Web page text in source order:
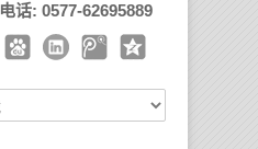
电话: 0577-62695889